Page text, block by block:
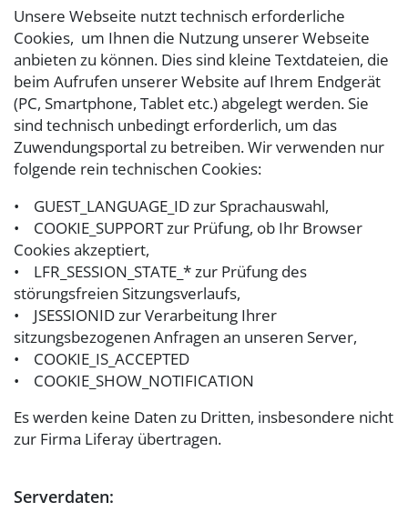
Unsere Webseite nutzt technisch erforderliche
Cookies, um Ihnen die Nutzung unserer Webseite
anbieten zu können. Dies sind kleine Textdateien, die
beim Aufrufen unserer Website auf Ihrem Endgerät
(PC, Smartphone, Tablet etc.) abgelegt werden. Sie
sind technisch unbedingt erforderlich, um das
Zuwendungsportal zu betreiben. Wir verwenden nur
folgende rein technischen Cookies:
• GUEST_LANGUAGE_ID zur Sprachauswahl,
• COOKIE_SUPPORT zur Prüfung, ob Ihr Browser
Cookies akzeptiert,
• LFR_SESSION_STATE_* zur Prüfung des
störungsfreien Sitzungsverlaufs,
• JSESSIONID zur Verarbeitung Ihrer
sitzungsbezogenen Anfragen an unseren Server,
• COOKIE_IS_ACCEPTED
• COOKIE_SHOW_NOTIFICATION
Es werden keine Daten zu Dritten, insbesondere nicht
zur Firma Liferay übertragen.
Serverdaten: